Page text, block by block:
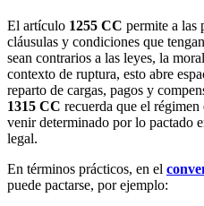
El artículo 1255 CC permite a las
cláusulas y condiciones que
sean contrarios a las leyes, la
contexto de ruptura, esto abre
reparto de cargas, pagos y
1315 CC recuerda que el
venir determinado por lo pactado
legal.
En términos prácticos, en el
puede pactarse, por ejemplo: